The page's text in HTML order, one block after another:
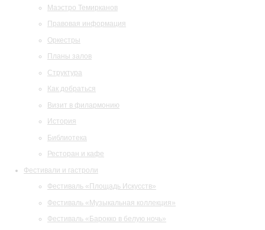
Маэстро Темирканов
Правовая информация
Оркестры
Планы залов
Структура
Как добраться
Визит в филармонию
История
Библиотека
Ресторан и кафе
Фестивали и гастроли
Фестиваль «Площадь Искусств»
Фестиваль «Музыкальная коллекция»
Фестиваль «Барокко в белую ночь»